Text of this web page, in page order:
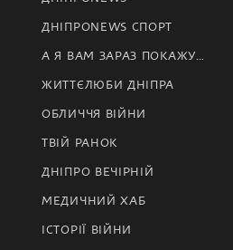
ДНІПРОNEWS СПОРТ
А Я ВАМ ЗАРАЗ ПОКАЖУ…
ЖИТТЄЛЮБИ ДНІПРА
ОБЛИЧЧЯ ВІЙНИ
ТВІЙ РАНОК
ДНІПРО ВЕЧІРНІЙ
МЕДИЧНИЙ ХАБ
ІСТОРІЇ ВІЙНИ